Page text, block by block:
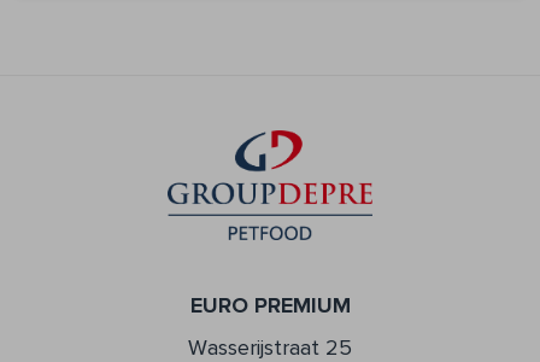
EURO PREMIUM
Wasserijstraat 25